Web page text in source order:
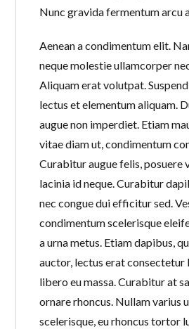
Nunc gravida fermentum arcu
Aenean a condimentum elit.
neque molestie ullamcorper
Aliquam erat volutpat.
lectus et elementum aliquam.
augue non imperdiet. Etiam
vitae diam ut, condimentum
Curabitur augue felis, posuere
lacinia id neque. Curabitur
nec congue dui efficitur sed.
condimentum scelerisque
a urna metus. Etiam dapibus,
auctor, lectus erat consectetur
libero eu massa. Curabitur at
ornare rhoncus. Nullam varius
scelerisque, eu rhoncus tortor